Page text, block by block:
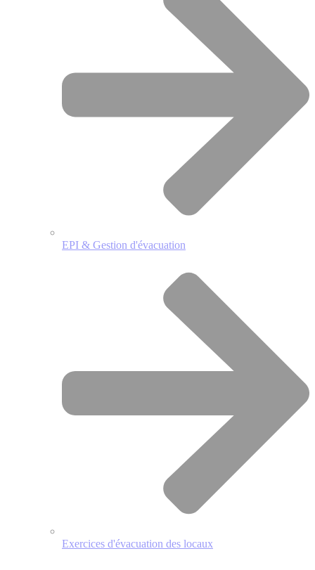
EPI & Gestion d'évacuation
Exercices d'évacuation des locaux